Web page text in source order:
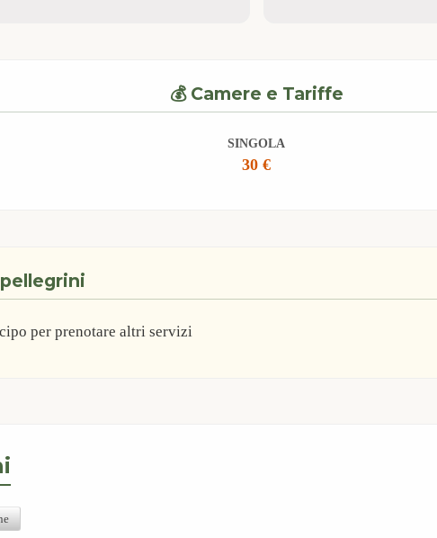
💰 Camere e Tariffe
SINGOLA
30 €
per prenotare altri servizi